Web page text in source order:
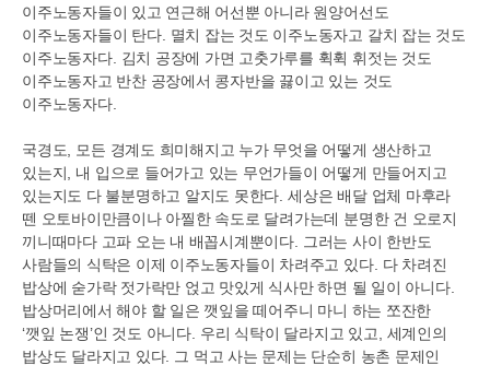
이주노동자들이 있고 연근해 어선뿐 아니라 원양어선도
이주노동자들이 탄다. 멸치 잡는 것도 이주노동자고 갈치 잡는 것도
이주노동자다. 김치 공장에 가면 고춧가루를 휙휙 휘젓는 것도
이주노동자고 반찬 공장에서 콩자반을 끓이고 있는 것도
이주노동자다.
국경도, 모든 경계도 희미해지고 누가 무엇을 어떻게 생산하고
있는지, 내 입으로 들어가고 있는 무언가들이 어떻게 만들어지고
있는지도 다 불분명하고 알지도 못한다.세상은 배달 업체 마후라
뗀 오토바이만큼이나 아찔한 속도로 달려가는데 분명한 건 오로지
끼니때마다 고파 오는 내 배꼽시계뿐이다. 그러는 사이 한반도
사람들의 식탁은 이제 이주노동자들이 차려주고 있다. 다 차려진
밥상에 숟가락 젓가락만 얹고 맛있게 식사만 하면 될 일이 아니다.
밥상머리에서 해야 할 일은 깻잎을 떼어주니 마니 하는 쪼잔한
‘깻잎 논쟁’인 것도 아니다. 우리 식탁이 달라지고 있고, 세계인의
밥상도 달라지고 있다. 그 먹고 사는 문제는 단순히 농촌 문제인